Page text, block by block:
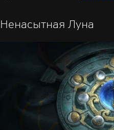
Ненасытная Луна